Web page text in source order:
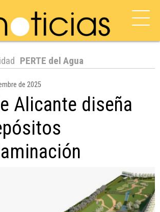
PERTE del Agua
de 2025
Alicante diseña